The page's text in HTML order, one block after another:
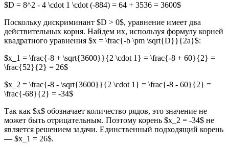
$D = 8^2 - 4 \cdot 1 \cdot (-884) = 64 + 3536 = 3600$
Поскольку дискриминант $D > 0$, уравнение имеет два
действительных корня. Найдем их, используя формулу корней
квадратного уравнения $x = \frac{-b \pm \sqrt{D}}{2a}$:
$x_1 = \frac{-8 + \sqrt{3600}}{2 \cdot 1} = \frac{-8 + 60}{2} =
\frac{52}{2} = 26$
$x_2 = \frac{-8 - \sqrt{3600}}{2 \cdot 1} = \frac{-8 - 60}{2} =
\frac{-68}{2} = -34$
Так как $x$ обозначает количество рядов, это значение не
может быть отрицательным. Поэтому корень $x_2 = -34$ не
является решением задачи. Единственный подходящий корень
— $x_1 = 26$.